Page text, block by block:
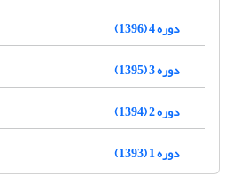
دوره 4 (1396)
دوره 3 (1395)
دوره 2 (1394)
دوره 1 (1393)